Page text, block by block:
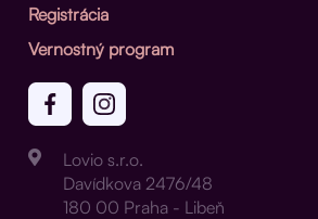
Registrácia
Vernostný program
Lovio s.r.o.
Davídkova 2476/48
180 00 Praha - Libeň